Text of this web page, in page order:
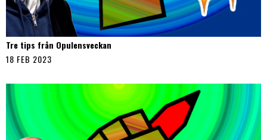
Tre tips från Opulensveckan
18 FEB 2023